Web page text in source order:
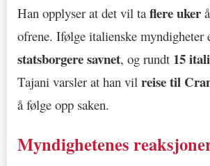
Han opplyser at det vil taflere uker
ofrene. Ifølge italienske myndigheter
statsborgere savnet, og rundt 15
Tajani varsler at han vil reise til
å følge opp saken.
Myndighetenes